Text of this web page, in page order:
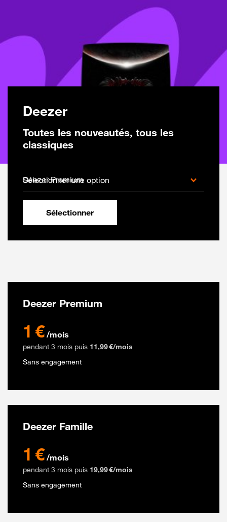
Deezer
Toutes les nouveautés, tous les
classiques
Sélectionner une option
Sélectionner
Deezer Premium
1 € /mois
pendant 3 mois puis 11,99 €/mois
Sans engagement
Deezer Famille
1 € /mois
pendant 3 mois puis 19,99 €/mois
Sans engagement